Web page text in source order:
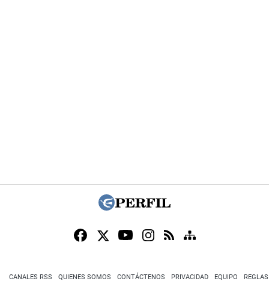
CANALES RSS QUIENES SOMOS CONTÁCTENOS PRIVACIDAD EQUIPO